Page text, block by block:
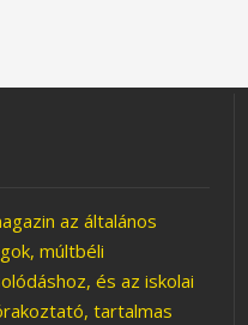
az általános
múltbéli
és az iskolai
tartalmas